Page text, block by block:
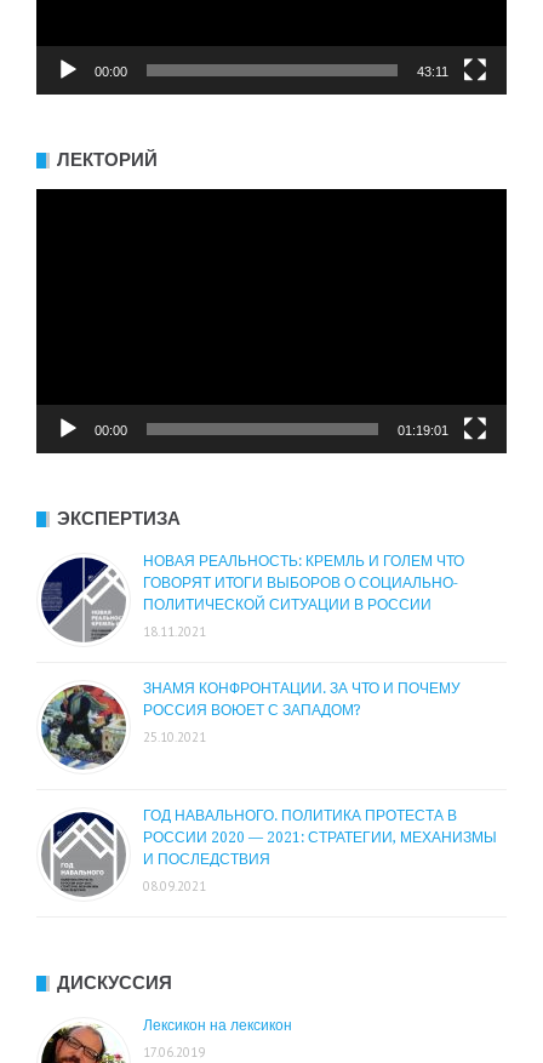
00:00 43:11
ЛЕКТОРИЙ
00:00 01:19:01
ЭКСПЕРТИЗА
НОВАЯ РЕАЛЬНОСТЬ: КРЕМЛЬ И ГОЛЕМ ЧТО
ГОВОРЯТ ИТОГИ ВЫБОРОВ О СОЦИАЛЬНО-
ПОЛИТИЧЕСКОЙ СИТУАЦИИ В РОССИИ
18.11.2021
ЗНАМЯ КОНФРОНТАЦИИ. ЗА ЧТО И ПОЧЕМУ
РОССИЯ ВОЮЕТ С ЗАПАДОМ?
25.10.2021
ГОД НАВАЛЬНОГО. ПОЛИТИКА ПРОТЕСТА В
РОССИИ 2020 — 2021: СТРАТЕГИИ, МЕХАНИЗМЫ
И ПОСЛЕДСТВИЯ
08.09.2021
ДИСКУССИЯ
Лексикон на лексикон
17.06.2019